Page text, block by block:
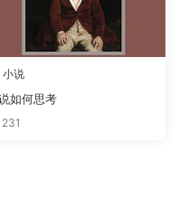
小说
如何思考
231